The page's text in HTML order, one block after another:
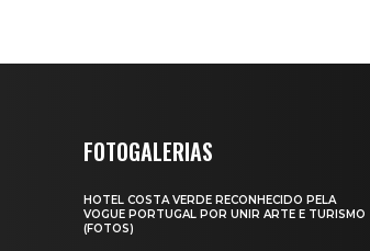
FOTOGALERIAS
HOTEL COSTA VERDE RECONHECIDO PELA
VOGUE PORTUGAL POR UNIR ARTE E TURISMO
(FOTOS)